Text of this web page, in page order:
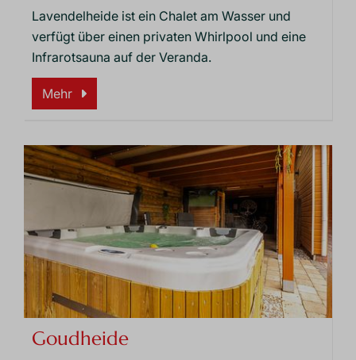
Lavendelheide ist ein Chalet am Wasser und
verfügt über einen privaten Whirlpool und eine
Infrarotsauna auf der Veranda.
Mehr
Goudheide